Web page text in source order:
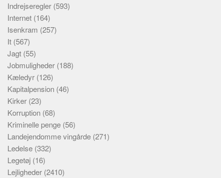
Indrejseregler (593)
Internet (164)
Isenkram (257)
It (567)
Jagt (55)
Jobmuligheder (188)
Kæledyr (126)
Kapitalpension (46)
Kirker (23)
Korruption (68)
Kriminelle penge (56)
Landejendomme vingårde (271)
Ledelse (332)
Legetøj (16)
Lejligheder (2410)